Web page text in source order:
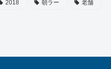
2018 朝ラー 老舗